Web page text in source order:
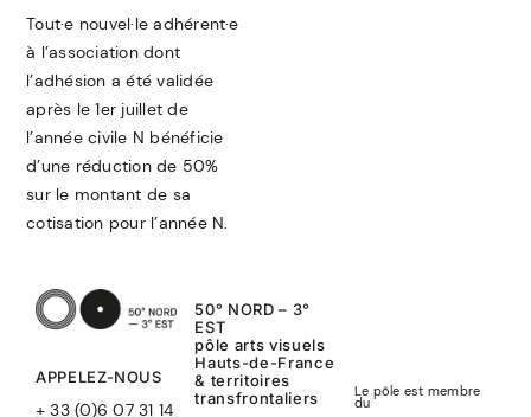
Tout·e nouvel·le adhérent·e
à l’association dont
l’adhésion a été validée
après le 1er juillet de
l’année civile N bénéficie
d’une réduction de 50%
sur le montant de sa
cotisation pour l’année N.
APPELEZ-NOUS
+ 33 (0)6 07 31 14
50° NORD – 3°
EST
pôle arts visuels
Hauts-de-France
& territoires
transfrontaliers
Le pôle est membre
du